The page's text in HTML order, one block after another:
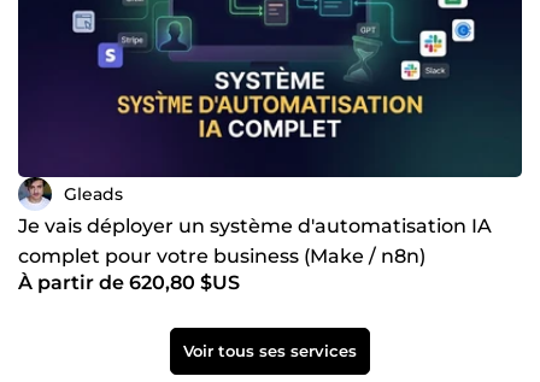
Gleads
Je vais déployer un système d'automatisation IA
complet pour votre business (Make / n8n)
À partir de 620,80 $US
Voir tous ses services